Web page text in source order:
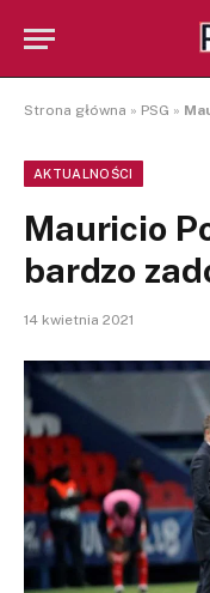
Strona główna » PSG »
AKTUALNOŚCI
Mauricio
bardzo
14 kwietnia 2021